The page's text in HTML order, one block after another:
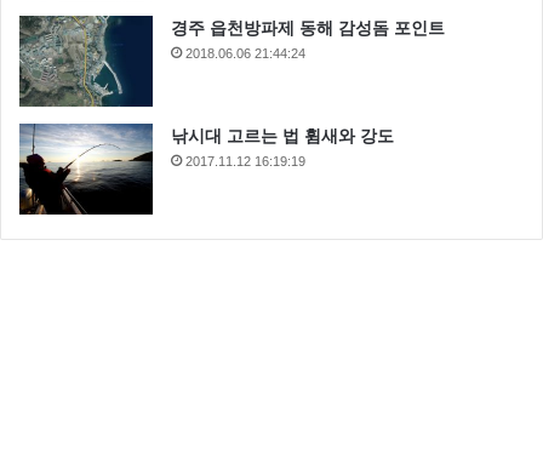
경주 읍천방파제 동해 감성돔 포인트
2018.06.06 21:44:24
낚시대 고르는 법 휨새와 강도
2017.11.12 16:19:19